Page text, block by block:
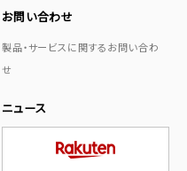
お問い合わせ
製品・サービスに関するお問い合わ
せ
ニュース